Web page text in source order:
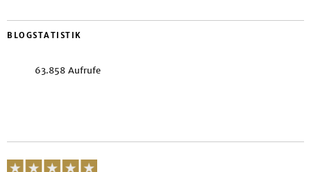
BLOGSTATISTIK
63.858 Aufrufe